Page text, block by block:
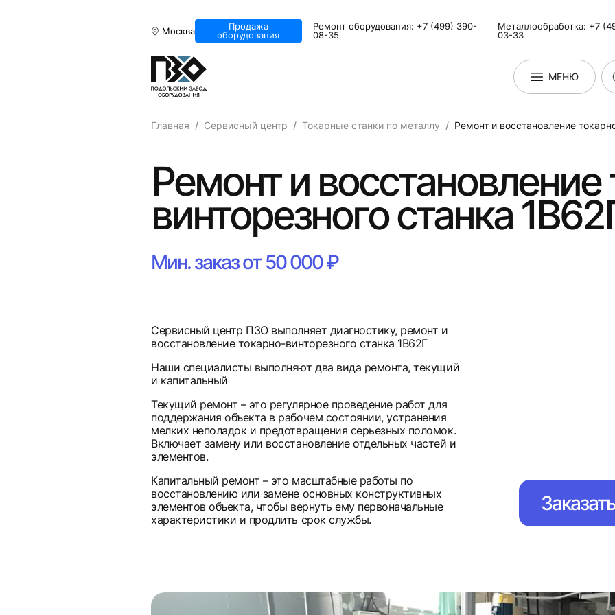
Москва
Продажа
оборудования
Ремонт оборудования: +7 (499) 390-
08-35
Металлообработка: +7
03-33
МЕНЮ
Главная Сервисный центр Токарные станки по металлу Ремонт и восстановление
Ремонт и восстановление
винторезного станка
Мин. заказ от 50 000 ₽
Сервисный центр ПЗО выполняет диагностику, ремонт и
восстановление токарно-винторезного станка 1В62Г
Наши специалисты выполняют два вида ремонта, текущий
и капитальный
Текущий ремонт – это регулярное проведение работ для
поддержания объекта в рабочем состоянии, устранения
мелких неполадок и предотвращения серьезных поломок.
Включает замену или восстановление отдельных частей и
элементов.
Капитальный ремонт – это масштабные работы по
восстановлению или замене основных конструктивных
элементов объекта, чтобы вернуть ему первоначальные
характеристики и продлить срок службы.